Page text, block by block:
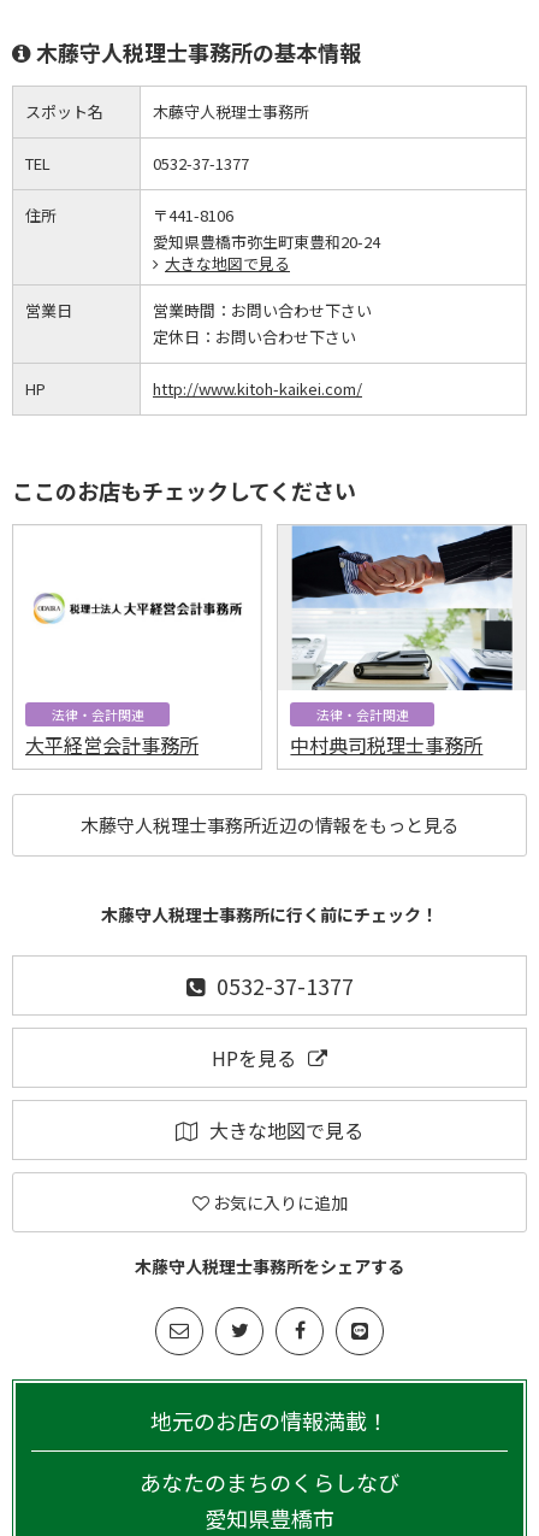
木藤守人税理士事務所の基本情報
スポット名 木藤守人税理士事務所
TEL 0532-37-1377
住所
〒441-8106
愛知県豊橋市弥生町東豊和20-24
大きな地図で見る
営業日 営業時間： お問い合わせ下さい
定休日： お問い合わせ下さい
HP http://www.kitoh-kaikei.com/
ここのお店もチェックしてください
法律・会計関連
大平経営会計事務所
法律・会計関連
中村典司税理士事務所
木藤守人税理士事務所近辺の情報をもっと見る
木藤守人税理士事務所に行く前にチェック！
0532-37-1377
HPを見る
大きな地図で見る
お気に入りに追加
木藤守人税理士事務所をシェアする
地元のお店の情報満載！
あなたのまちのくらしなび
愛知県豊橋市